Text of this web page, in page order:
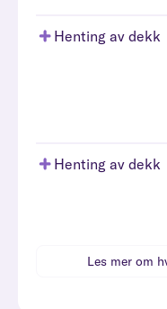
Henting av dekk
Henting av dekk
Les mer om